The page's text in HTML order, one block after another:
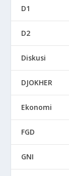
D1
D2
Diskusi
DJOKHER
Ekonomi
FGD
GNI